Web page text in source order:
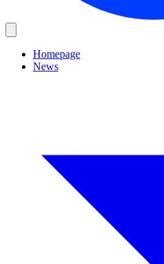
Homepage
News